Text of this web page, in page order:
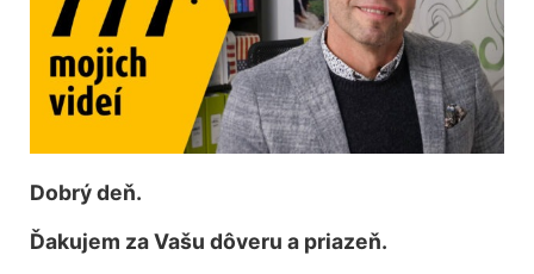
Dobrý deň.
Ďakujem za Vašu dôveru a priazeň.